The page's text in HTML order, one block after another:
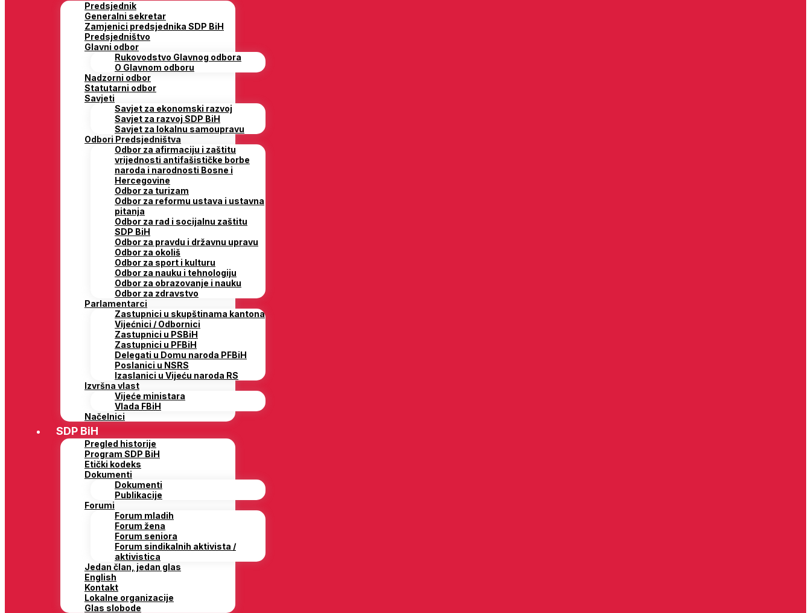
Predsjednik
Generalni sekretar
Zamjenici predsjednika SDP BiH
Predsjedništvo
Glavni odbor
Rukovodstvo Glavnog odbora
O Glavnom odboru
Nadzorni odbor
Statutarni odbor
Savjeti
Savjet za ekonomski razvoj
Savjet za razvoj SDP BiH
Savjet za lokalnu samoupravu
Odbori Predsjedništva
Odbor za afirmaciju i zaštitu
vrijednosti antifašističke borbe
naroda i narodnosti Bosne i
Hercegovine
Odbor za turizam
Odbor za reformu ustava i ustavna
pitanja
Odbor za rad i socijalnu zaštitu
SDP BiH
Odbor za pravdu i državnu upravu
Odbor za okoliš
Odbor za sport i kulturu
Odbor za nauku i tehnologiju
Odbor za obrazovanje i nauku
Odbor za zdravstvo
Parlamentarci
Zastupnici u skupštinama kantona
Vijećnici / Odbornici
Zastupnici u PSBiH
Zastupnici u PFBiH
Delegati u Domu naroda PFBiH
Poslanici u NSRS
Izaslanici u Vijeću naroda RS
Izvršna vlast
Vijeće ministara
Vlada FBiH
Načelnici
SDP BiH
Pregled historije
Program SDP BiH
Etički kodeks
Dokumenti
Dokumenti
Publikacije
Forumi
Forum mladih
Forum žena
Forum seniora
Forum sindikalnih aktivista /
aktivistica
Jedan član, jedan glas
English
Kontakt
Lokalne organizacije
Glas slobode